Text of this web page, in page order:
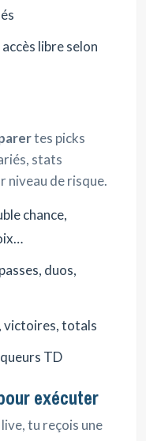
libre selon
tes picks
stats
niveau de risque.
chance,
duos,
victoires, totals
TD
exécuter
tu reçois une